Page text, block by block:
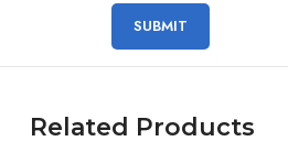
Related Products